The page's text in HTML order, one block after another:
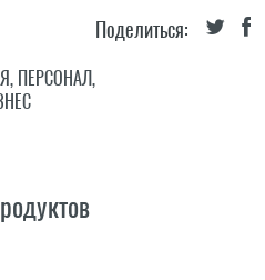
Поделиться:
, ПЕРСОНАЛ,